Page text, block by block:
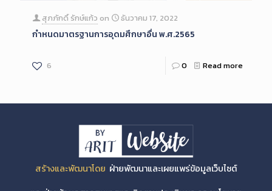
สุภภักดิ์ รักษ์แก้ว on ธันวาคม 17, 2022
กำหนดมาตรฐานการอุดมศึกษาอื่น พ.ศ.2565
6 0 Read more
สร้างและพัฒนาโดย ฝ่ายพัฒนาและเผยแพร่ข้อมูลเว็บไซต์